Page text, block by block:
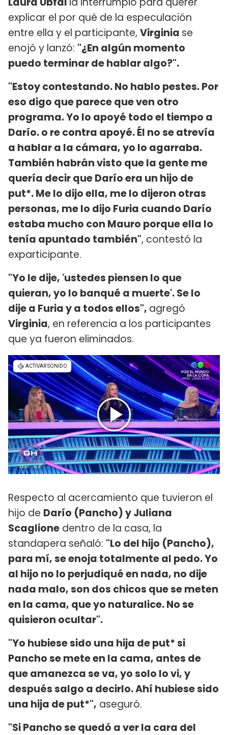
explicar el por qué de la especulación
entre ella y el participante, Virginia se
enojó y lanzó: "¿En algún momento
puedo terminar de hablar algo?".
"Estoy contestando. No hablo pestes. Por
eso digo que parece que ven otro
programa. Yo lo apoyé todo el tiempo a
Darío. o re contra apoyé. Él no se atrevía
a hablar a la cámara, yo lo agarraba.
También habrán visto que la gente me
quería decir que Darío era un hijo de
put*. Me lo dijo ella, me lo dijeron otras
personas, me lo dijo Furia cuando Darío
estaba mucho con Mauro porque ella lo
tenía apuntado también", contestó la
exparticipante.
"Yo le dije, 'ustedes piensen lo que
quieran, yo lo banqué a muerte'. Se lo
dije a Furia y a todos ellos", agregó
Virginia, en referencia a los participantes
que ya fueron eliminados.
Respecto al acercamiento que tuvieron el
hijo de Darío (Pancho) y Juliana
Scaglione dentro de la casa, la
standapera señaló: "Lo del hijo (Pancho),
para mí, se enoja totalmente al pedo. Yo
al hijo no lo perjudiqué en nada, no dije
nada malo, son dos chicos que se meten
en la cama, que yo naturalice. No se
quisieron ocultar".
"Yo hubiese sido una hija de put* si
Pancho se mete en la cama, antes de
que amanezca se va, yo solo lo vi, y
después salgo a decirlo. Ahí hubiese sido
una hija de put*", aseguró.
"Si Pancho se quedó a ver la cara del